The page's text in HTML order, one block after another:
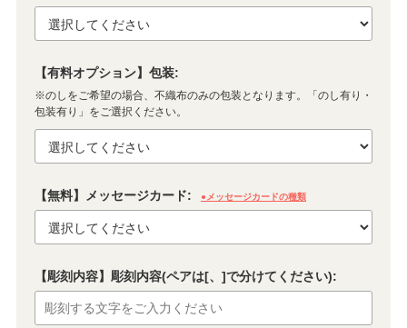
【有料オプション】包装:
※のしをご希望の場合、不織布のみの包装となります。「のし有り・
包装有り」をご選択ください。
【無料】メッセージカード: ●メッセージカードの種類
【彫刻内容】彫刻内容(ペアは[、]で分けてください):